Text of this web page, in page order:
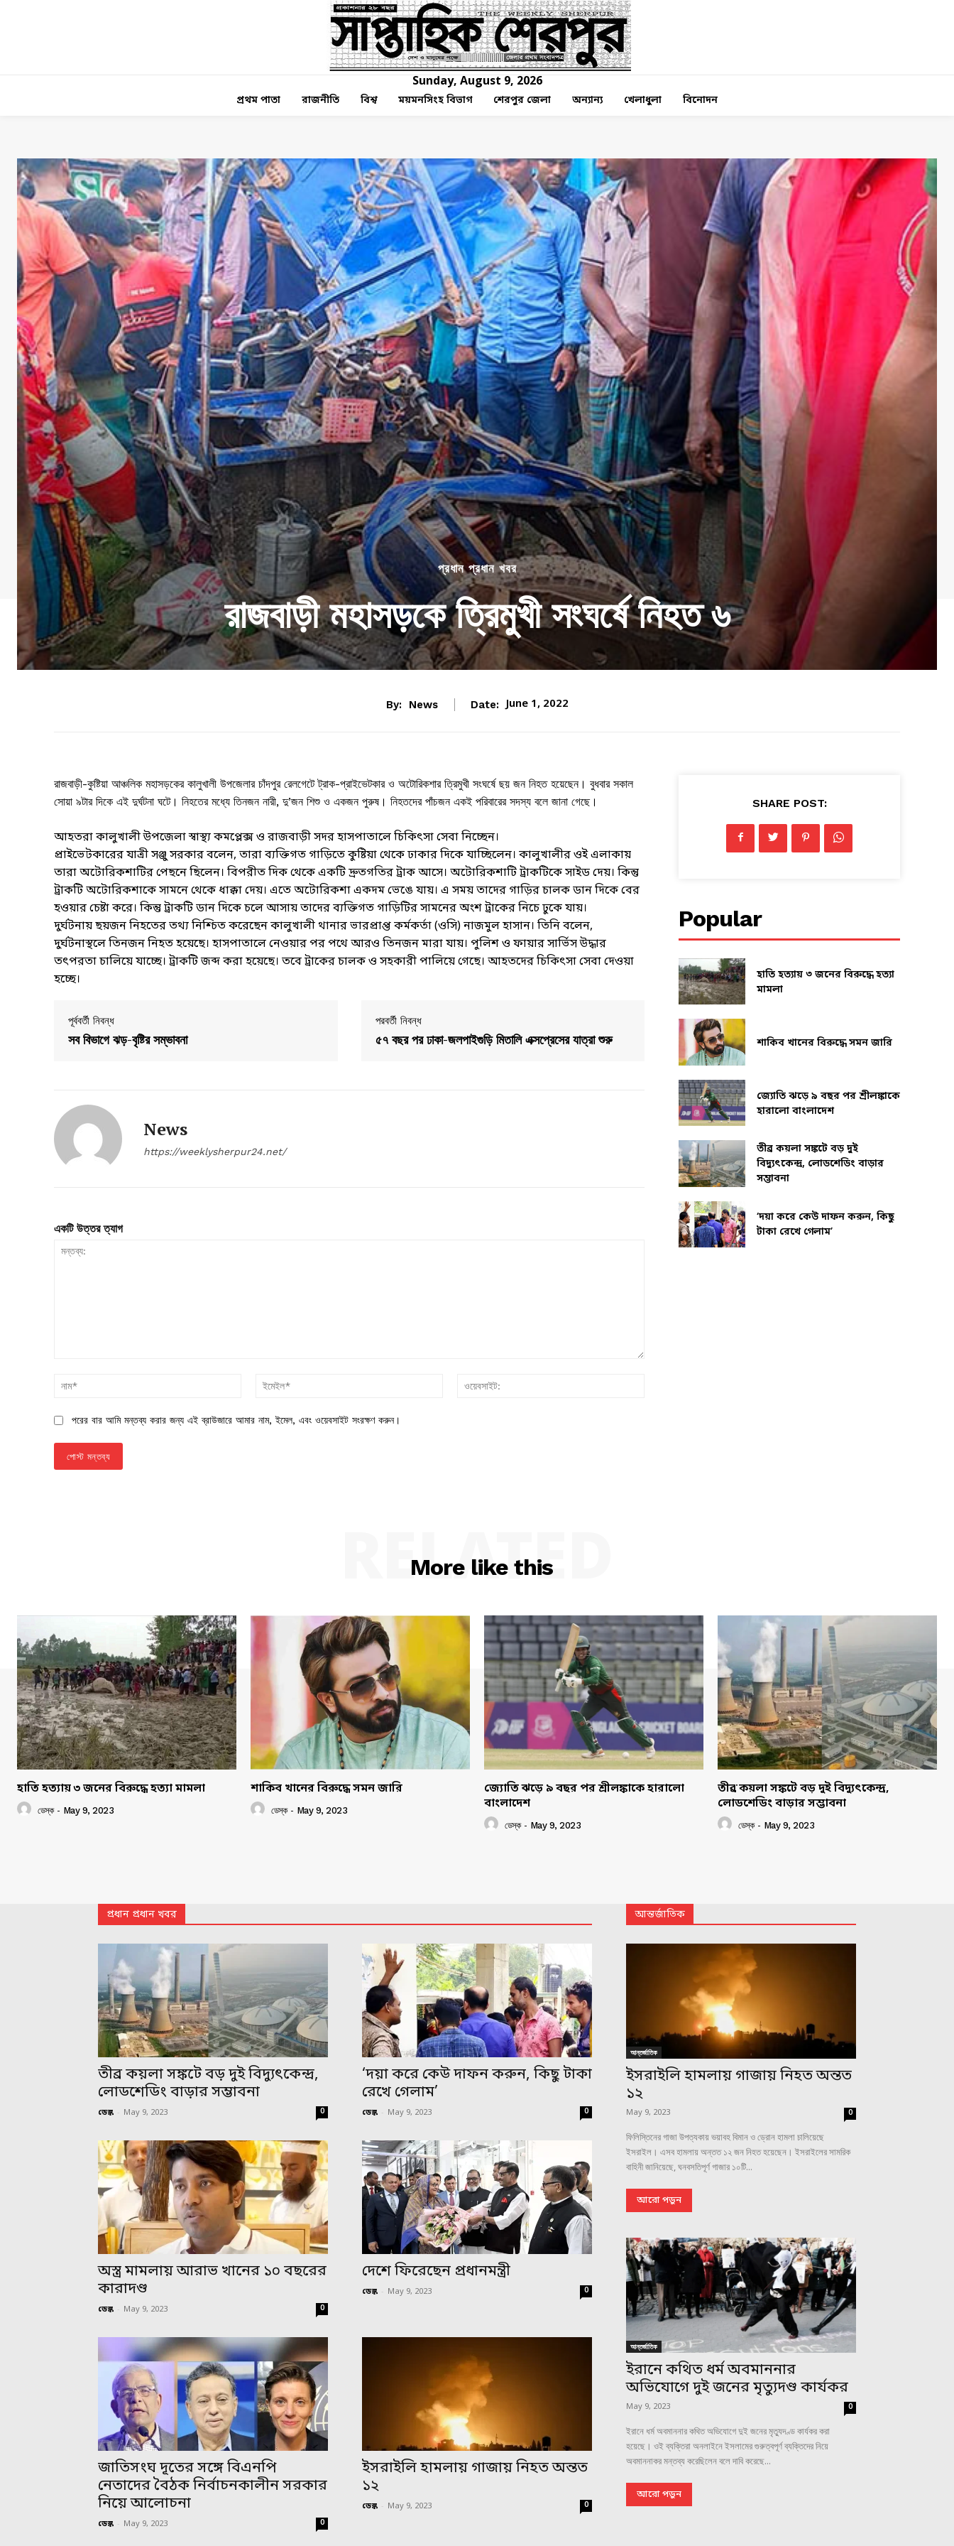
Sunday, August 9, 2026
প্রথম পাতা রাজনীতি বিশ্ব ময়মনসিংহ বিভাগ শেরপুর জেলা অন্যান্য খেলাধুলা বিনোদন
প্রধান প্রধান খবর
রাজবাড়ী মহাসড়কে ত্রিমুখী সংঘর্ষে নিহত ৬
By: News Date: June 1, 2022
রাজবাড়ী-কুষ্টিয়া আঞ্চলিক মহাসড়কের কালুখালী উপজেলার চাঁদপুর রেলগেটে ট্রাক-প্রাইভেটকার ও অটোরিকশার ত্রিমুখী সংঘর্ষে ছয় জন নিহত হয়েছেন। বুধবার সকাল
সোয়া ৯টার দিকে এই দুর্ঘটনা ঘটে। নিহতের মধ্যে তিনজন নারী, দু’জন শিশু ও একজন পুরুষ। নিহতদের পাঁচজন একই পরিবারের সদস্য বলে জানা গেছে।
আহতরা কালুখালী উপজেলা স্বাস্থ্য কমপ্লেক্স ও রাজবাড়ী সদর হাসপাতালে চিকিৎসা সেবা নিচ্ছেন।
প্রাইভেটকারের যাত্রী সঞ্জু সরকার বলেন, তারা ব্যক্তিগত গাড়িতে কুষ্টিয়া থেকে ঢাকার দিকে যাচ্ছিলেন। কালুখালীর ওই এলাকায়
তারা অটোরিকশাটির পেছনে ছিলেন। বিপরীত দিক থেকে একটি দ্রুতগতির ট্রাক আসে। অটোরিকশাটি ট্রাকটিকে সাইড দেয়। কিন্তু
ট্রাকটি অটোরিকশাকে সামনে থেকে ধাক্কা দেয়। এতে অটোরিকশা একদম ভেঙে যায়। এ সময় তাদের গাড়ির চালক ডান দিকে বের
হওয়ার চেষ্টা করে। কিন্তু ট্রাকটি ডান দিকে চলে আসায় তাদের ব্যক্তিগত গাড়িটির সামনের অংশ ট্রাকের নিচে ঢুকে যায়।
দুর্ঘটনায় ছয়জন নিহতের তথ্য নিশ্চিত করেছেন কালুখালী থানার ভারপ্রাপ্ত কর্মকর্তা (ওসি) নাজমুল হাসান। তিনি বলেন,
দুর্ঘটনাস্থলে তিনজন নিহত হয়েছে। হাসপাতালে নেওয়ার পর পথে আরও তিনজন মারা যায়। পুলিশ ও ফায়ার সার্ভিস উদ্ধার
তৎপরতা চালিয়ে যাচ্ছে। ট্রাকটি জব্দ করা হয়েছে। তবে ট্রাকের চালক ও সহকারী পালিয়ে গেছে। আহতদের চিকিৎসা সেবা দেওয়া
হচ্ছে।
পূর্ববর্তী নিবন্ধ
সব বিভাগে ঝড়-বৃষ্টির সম্ভাবনা
পরবর্তী নিবন্ধ
৫৭ বছর পর ঢাকা-জলপাইগুড়ি মিতালি এক্সপ্রেসের যাত্রা শুরু
News
https://weeklysherpur24.net/
একটি উত্তর ত্যাগ
ইমেইল*
পরের বার আমি মন্তব্য করার জন্য এই ব্রাউজারে আমার নাম, ইমেল, এবং ওয়েবসাইট সংরক্ষণ করুন।
SHARE POST:
Popular
হাতি হত্যায় ৩ জনের বিরুদ্ধে হত্যা
মামলা
শাকিব খানের বিরুদ্ধে সমন জারি
জ্যোতি ঝড়ে ৯ বছর পর শ্রীলঙ্কাকে
হারালো বাংলাদেশ
তীব্র কয়লা সঙ্কটে বড় দুই
বিদ্যুৎকেন্দ্র, লোডশেডিং বাড়ার
সম্ভাবনা
‘দয়া করে কেউ দাফন করুন, কিছু
টাকা রেখে গেলাম’
More like this
RELATED
হাতি হত্যায় ৩ জনের বিরুদ্ধে হত্যা মামলা
ডেস্ক - May 9, 2023
শাকিব খানের বিরুদ্ধে সমন জারি
ডেস্ক - May 9, 2023
জ্যোতি ঝড়ে ৯ বছর পর শ্রীলঙ্কাকে হারালো
বাংলাদেশ
ডেস্ক - May 9, 2023
তীব্র কয়লা সঙ্কটে বড় দুই বিদ্যুৎকেন্দ্র,
লোডশেডিং বাড়ার সম্ভাবনা
ডেস্ক - May 9, 2023
প্রধান প্রধান খবর
তীব্র কয়লা সঙ্কটে বড় দুই বিদ্যুৎকেন্দ্র,
লোডশেডিং বাড়ার সম্ভাবনা
ডেস্ক - May 9, 2023 0
‘দয়া করে কেউ দাফন করুন, কিছু টাকা
রেখে গেলাম’
ডেস্ক - May 9, 2023 0
অস্ত্র মামলায় আরাভ খানের ১০ বছরের
কারাদণ্ড
ডেস্ক - May 9, 2023 0
দেশে ফিরেছেন প্রধানমন্ত্রী
ডেস্ক - May 9, 2023 0
জাতিসংঘ দূতের সঙ্গে বিএনপি
নেতাদের বৈঠক নির্বাচনকালীন সরকার
নিয়ে আলোচনা
ডেস্ক - May 9, 2023 0
ইসরাইলি হামলায় গাজায় নিহত অন্তত
১২
ডেস্ক - May 9, 2023 0
আন্তর্জাতিক
আন্তর্জাতিক
ইসরাইলি হামলায় গাজায় নিহত অন্তত
১২
May 9, 2023 0
ফিলিস্তিনের গাজা উপত্যকায় ভয়াবহ বিমান ও ড্রোন হামলা চালিয়েছে
ইসরাইল। এসব হামলায় অন্তত ১২ জন নিহত হয়েছেন। ইসরাইলের সামরিক
বাহিনী জানিয়েছে, ঘনবসতিপূর্ণ গাজার ১০টি...
আরো পড়ুন
আন্তর্জাতিক
ইরানে কথিত ধর্ম অবমাননার
অভিযোগে দুই জনের মৃত্যুদণ্ড কার্যকর
May 9, 2023 0
ইরানে ধর্ম অবমাননার কথিত অভিযোগে দুই জনের মৃত্যুদণ্ড কার্যকর করা
হয়েছে। ওই ব্যক্তিরা অনলাইনে ইসলামের গুরুত্বপূর্ণ ব্যক্তিদের নিয়ে
অবমাননাকর মন্তব্য করেছিলেন বলে দাবি করেছে...
আরো পড়ুন